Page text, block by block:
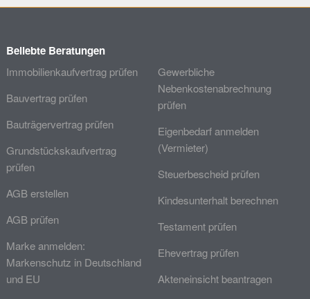
Beliebte Beratungen
Immobilienkaufvertrag prüfen
Bauvertrag prüfen
Bauträgervertrag prüfen
Grundstückskaufvertrag
prüfen
AGB erstellen
AGB prüfen
Marke anmelden:
Markenschutz in Deutschland
und EU
Gewerbliche
Nebenkostenabrechnung
prüfen
Eigenbedarf anmelden
(Vermieter)
Steuerbescheid prüfen
Kindesunterhalt berechnen
Testament prüfen
Ehevertrag prüfen
Akteneinsicht beantragen